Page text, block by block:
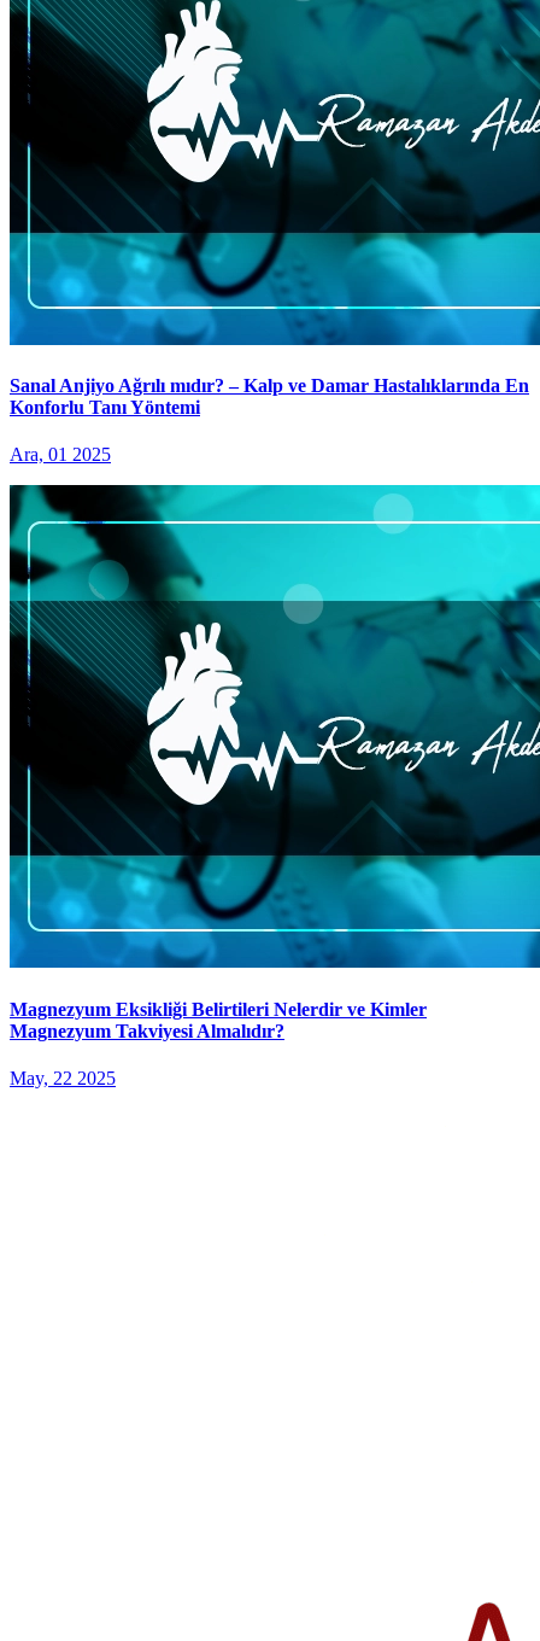
Sanal Anjiyo Ağrılı mıdır? – Kalp ve Damar Hastalıklarında En
Konforlu Tanı Yöntemi
Ara, 01 2025
Magnezyum Eksikliği Belirtileri Nelerdir ve Kimler
Magnezyum Takviyesi Almalıdır?
May, 22 2025